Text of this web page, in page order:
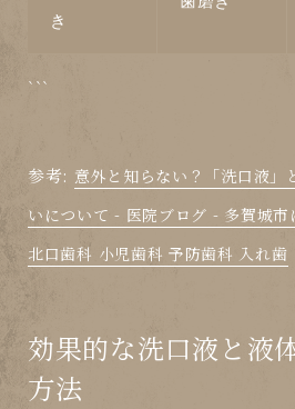
き
```
参考: 意外と知らない？「洗口液」
いについて - 医院ブログ - 多賀城市
北口歯科 小児歯科 予防歯科 入れ歯
効果的な洗口液と液
方法